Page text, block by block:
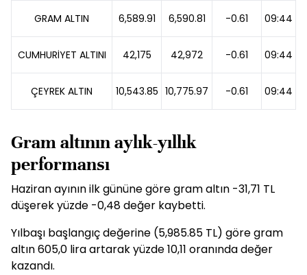
GRAM ALTIN 6,589.91 6,590.81 -0.61 09:44
CUMHURİYET ALTINI 42,175 42,972 -0.61 09:44
ÇEYREK ALTIN 10,543.85 10,775.97 -0.61 09:44
Gram altının aylık-yıllık
performansı
Haziran ayının ilk gününe göre gram altın -31,71 TL
düşerek yüzde -0,48 değer kaybetti.
Yılbaşı başlangıç değerine (5,985.85 TL) göre gram
altın 605,0 lira artarak yüzde 10,11 oranında değer
kazandı.